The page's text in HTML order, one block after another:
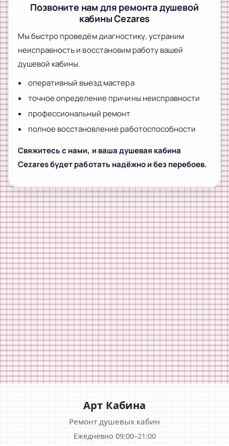
Позвоните нам для ремонта душевой
кабины Cezares
Мы быстро проведём диагностику, устраним
неисправность и восстановим работу вашей
душевой кабины.
оперативный выезд мастера
точное определение причины неисправности
профессиональный ремонт
полное восстановление работоспособности
Свяжитесь с нами, и ваша душевая кабина
Cezares будет работать надёжно и без перебоев.
Арт Кабина
Ремонт душевых кабин
Ежедневно 09:00–21:00